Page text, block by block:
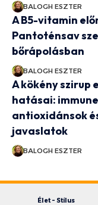
BALOGH ESZTER
A B5-vitamin
Pantoténsav
bőrápolásban
BALOGH ESZTER
A kökény szirup
hatásai:
antioxidánsok
javaslatok
BALOGH ESZTER
Élet – Stílus